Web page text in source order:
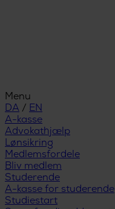
Menu
DA / EN
A-kasse
Advokathjælp
Lønsikring
Medlemsfordele
Bliv medlem
Studerende
A-kasse for studerende
Studiestart